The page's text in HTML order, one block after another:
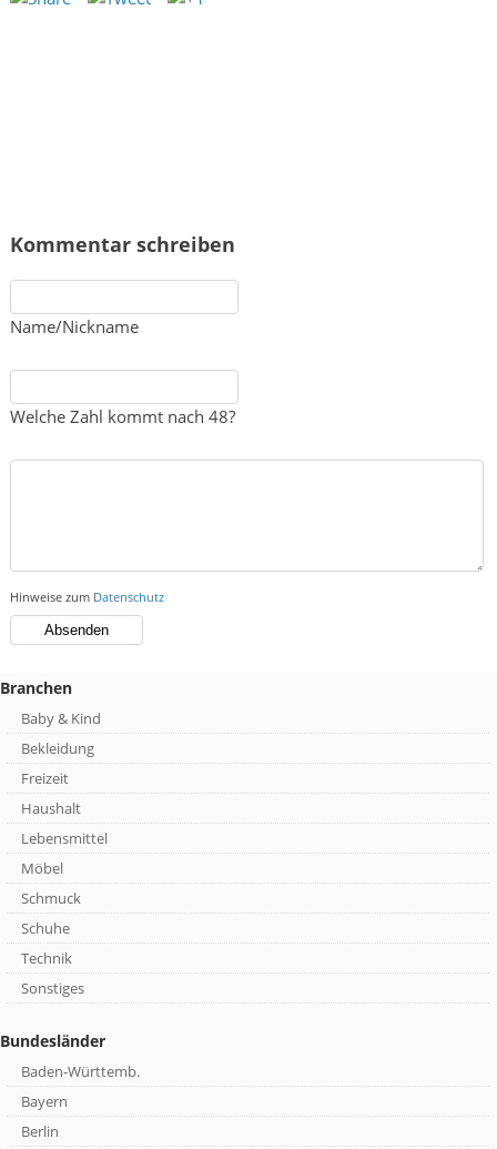
Kommentar schreiben
Name/Nickname
Welche Zahl kommt nach 48?
Hinweise zum Datenschutz
Branchen
Baby & Kind
Bekleidung
Freizeit
Haushalt
Lebensmittel
Möbel
Schmuck
Schuhe
Technik
Sonstiges
Bundesländer
Baden-Württemb.
Bayern
Berlin